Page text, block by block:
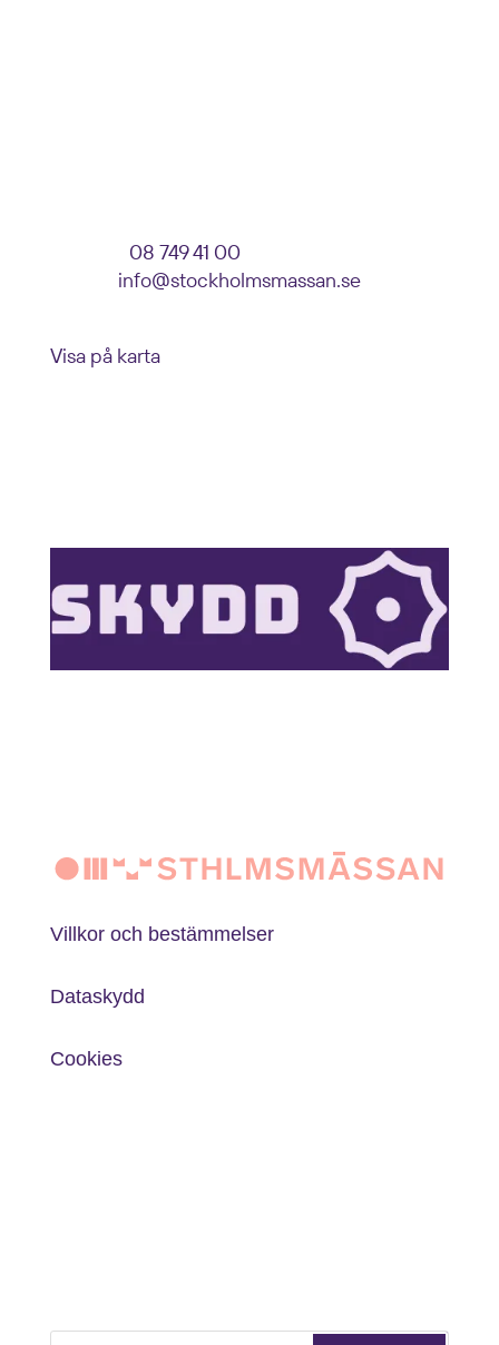
08 749 41 00
info@stockholmsmassan.se
Visa på karta
Villkor och bestämmelser
Dataskydd
Cookies